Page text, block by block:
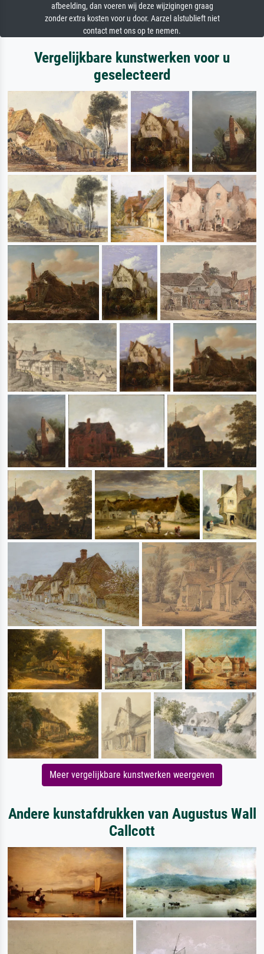
afbeelding, dan voeren wij deze wijzigingen graag
zonder extra kosten voor u door. Aarzel alstublieft niet
contact met ons op te nemen.
Vergelijkbare kunstwerken voor u
geselecteerd
Meer vergelijkbare kunstwerken weergeven
Andere kunstafdrukken van Augustus Wall
Callcott